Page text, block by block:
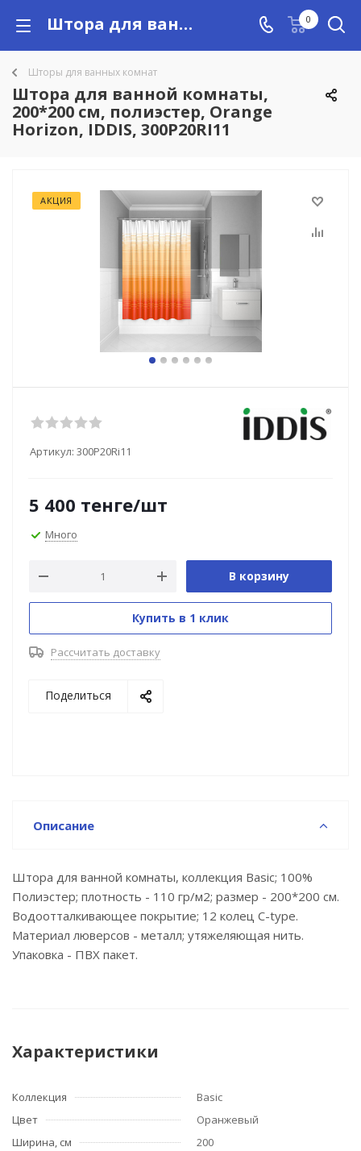
Штора для ванной комнаты, 200*200 см, полиэстер, Orange Horizon, IDDIS, 300P20RI11 купить в Алматы с доставкой по Казахстану, цены 0
Шторы для ванных комнат
Штора для ванной комнаты,
200*200 см, полиэстер, Orange
Horizon, IDDIS, 300P20RI11
АКЦИЯ
Артикул: 300P20Ri11
5 400 тенге/шт
Много
В корзину
Купить в 1 клик
Рассчитать доставку
Поделиться
Описание
Штора для ванной комнаты, коллекция Basic; 100%
Полиэстер; плотность - 110 гр/м2; размер - 200*200 см.
Водоотталкивающее покрытие; 12 колец С-type.
Материал люверсов - металл; утяжеляющая нить.
Упаковка - ПВХ пакет.
Характеристики
Коллекция
Basic
Цвет
Оранжевый
Ширина, см
200